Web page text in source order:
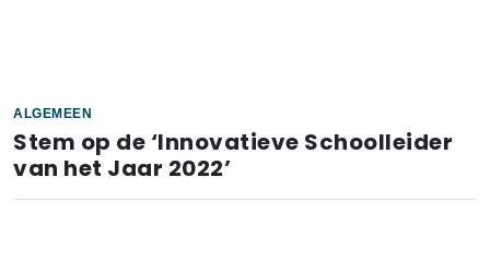
ALGEMEEN
Stem op de ‘Innovatieve Schoolleider
van het Jaar 2022’